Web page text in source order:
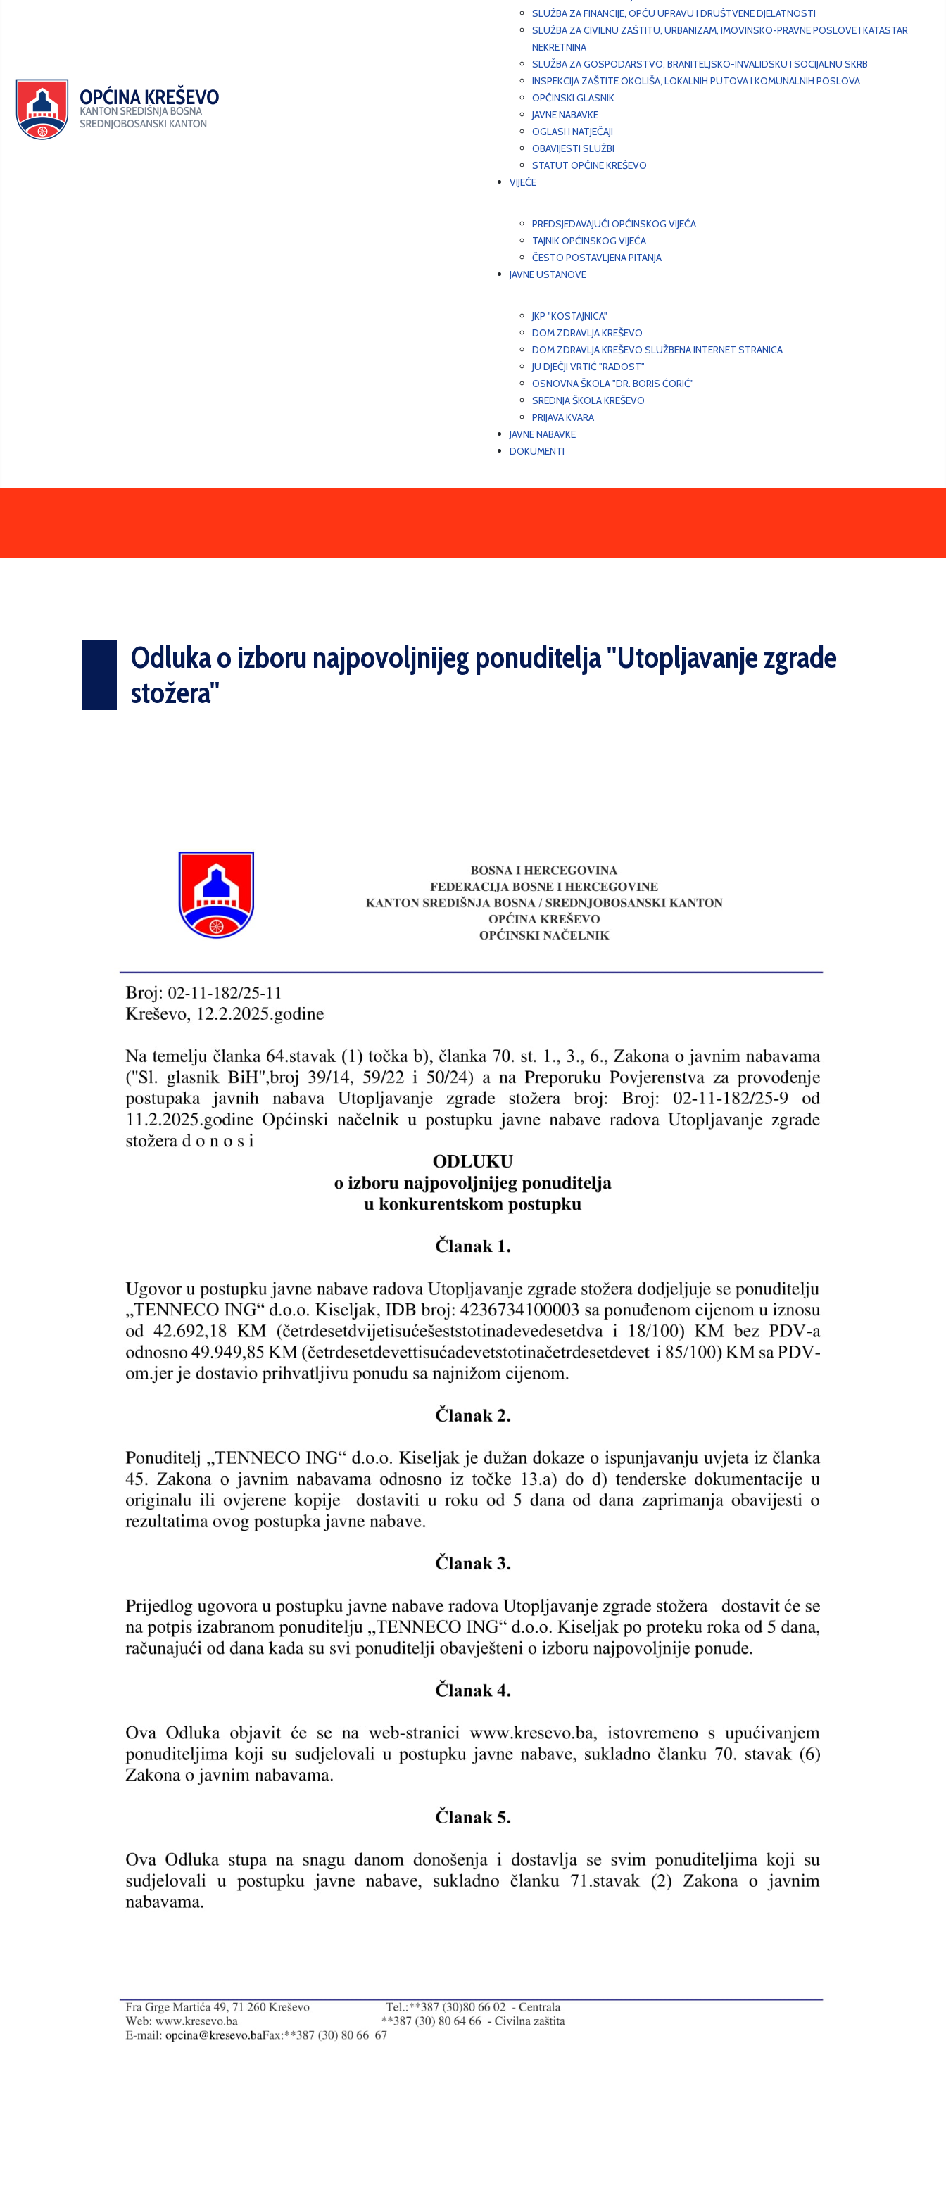
SLUŽBA ZA FINANCIJE, OPĆU UPRAVU I DRUŠTVENE DJELATNOSTI
SLUŽBA ZA CIVILNU ZAŠTITU, URBANIZAM, IMOVINSKO-PRAVNE POSLOVE I KATASTAR
NEKRETNINA
SLUŽBA ZA GOSPODARSTVO, BRANITELJSKO-INVALIDSKU I SOCIJALNU SKRB
INSPEKCIJA ZAŠTITE OKOLIŠA, LOKALNIH PUTOVA I KOMUNALNIH POSLOVA
OPĆINSKI GLASNIK
JAVNE NABAVKE
OGLASI I NATJEČAJI
OBAVIJESTI SLUŽBI
STATUT OPĆINE KREŠEVO
VIJEĆE
PREDSJEDAVAJUĆI OPĆINSKOG VIJEĆA
TAJNIK OPĆINSKOG VIJEĆA
ČESTO POSTAVLJENA PITANJA
JAVNE USTANOVE
JKP "KOSTAJNICA"
DOM ZDRAVLJA KREŠEVO
DOM ZDRAVLJA KREŠEVO SLUŽBENA INTERNET STRANICA
JU DJEČJI VRTIĆ "RADOST"
OSNOVNA ŠKOLA "DR. BORIS ĆORIĆ"
SREDNJA ŠKOLA KREŠEVO
PRIJAVA KVARA
JAVNE NABAVKE
DOKUMENTI
Odluka o izboru najpovoljnijeg ponuditelja ''Utopljavanje zgrade
stožera''